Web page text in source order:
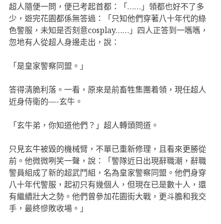
超人隨便一問，便已考起首都：「……」領都也好不了多
少，遊完花園都係無答過：「只知他們穿著八十年代的綠
色警服，未知是否刻意cosplay……」四人正答到一嚿嚿，
忽地有人從超人身邊走出，說：
「是皇家警察同盟。」
答得清脆利落。一看，原來是前畜牲集團着領，現任超人
近身侍衛的—-玄牛。
「玄牛弟，你知道他們？」超人轉頭問道。
只見玄牛被毀的機械臂，不單已重新修理，且看來更勝從
前。他微微咧笑一聲，說：「警隊近日出現辭職潮，辭職
警員組成了新的超武鬥組，名為皇家警察同盟。他們身穿
八十年代警服，起初只有幾個人，但現在已是數十人，還
有繼續壯大之勢。他們曾參加花園街大戰，更斗膽和我交
手，最終慘敗收場。」